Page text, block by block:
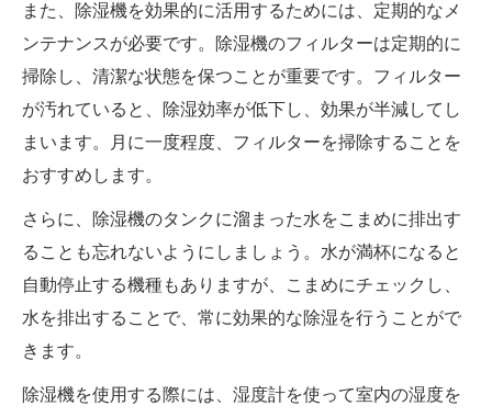
また、除湿機を効果的に活用するためには、定期的なメ
ンテナンスが必要です。除湿機のフィルターは定期的に
掃除し、清潔な状態を保つことが重要です。フィルター
が汚れていると、除湿効率が低下し、効果が半減してし
まいます。月に一度程度、フィルターを掃除することを
おすすめします。
さらに、除湿機のタンクに溜まった水をこまめに排出す
ることも忘れないようにしましょう。水が満杯になると
自動停止する機種もありますが、こまめにチェックし、
水を排出することで、常に効果的な除湿を行うことがで
きます。
除湿機を使用する際には、湿度計を使って室内の湿度を